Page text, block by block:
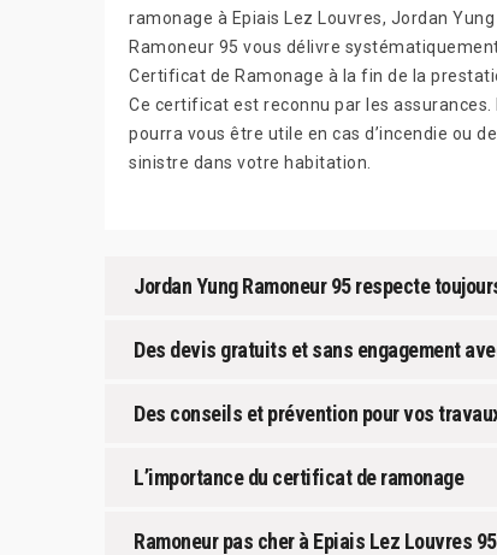
ramonage à Epiais Lez Louvres, Jordan Yung
Ramoneur 95 vous délivre
Certificat de Ramonage à la fin de la
Ce certificat est reconnu par les assurances. Il
pourra vous être utile en cas d’incendie ou de
sinistre dans votre habitation.
Jordan Yung Ramoneur 95 respecte
Des devis gratuits et sans engagement
Des conseils et prévention pour vos
L’importance du certificat de ramonage
Ramoneur pas cher à Epiais Lez Louvres